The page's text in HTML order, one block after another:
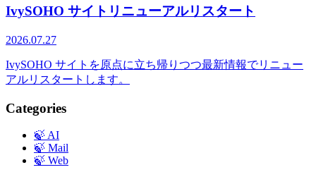
IvySOHO サイトリニューアルリスタート
2026.07.27
IvySOHO サイトを原点に立ち帰りつつ最新情報でリニュー
アルリスタートします。
Categories
🍃 AI
🍃 Mail
🍃 Web